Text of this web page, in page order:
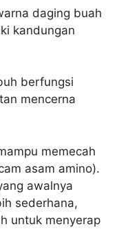
daging buah
kandungan
berfungsi
mencerna
memecah
asam amino).
awalnya
sederhana,
untuk menyerap